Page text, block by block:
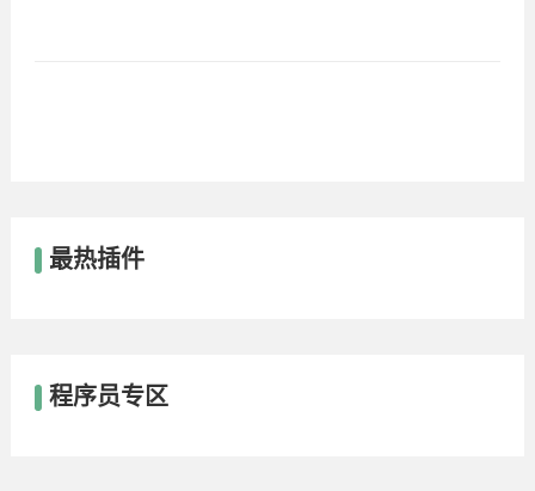
最热插件
程序员专区